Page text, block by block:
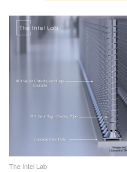
The Intel Lab